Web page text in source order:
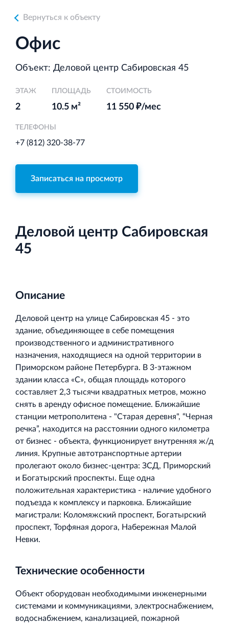
Несъёмная опалубка из щепоцементных плит
ЛЕННИИПРОЕКТ
Проектный институт по жилищно‐гражданскому
Современный торговый комплекс в центре города
Кингисепп
Испытательный комплекс ПКТИ
Многофункцинальный испытательный комплекс
Торгово-развлекательный центр Вернисаж в
Кингисеппе
Современный торговый комплекс в центре города
Кингисепп
Вернуться к объекту
Офис
Объект: Деловой центр Сабировская 45
ЭТАЖ
2
ПЛОЩАДЬ
10.5 м²
СТОИМОСТЬ
11 550 ₽/мес
ТЕЛЕФОНЫ
+7 (812) 320-38-77
Записаться на просмотр
Деловой центр Сабировская
45
Описание
Деловой центр на улице Сабировская 45 - это
здание, объединяющее в себе помещения
производственного и административного
назначения, находящиеся на одной территории в
Приморском районе Петербурга. В 3-этажном
здании класса «С», общая площадь которого
составляет 2,3 тысячи квадратных метров, можно
снять в аренду офисное помещение. Ближайшие
станции метрополитена - "Старая деревня", “Черная
речка”, находится на расстоянии одного километра
от бизнес - объекта, функционирует внутренняя ж/д
линия. Крупные автотранспортные артерии
пролегают около бизнес-центра: ЗСД, Приморский
и Богатырский проспекты. Еще одна
положительная характеристика - наличие удобного
подъезда к комплексу и парковка. Ближайшие
магистрали: Коломяжский проспект, Богатырский
проспект, Торфяная дорога, Набережная Малой
Невки.
Технические особенности
Объект оборудован необходимыми инженерными
системами и коммуникациями, электроснабжением,
водоснабжением, канализацией, пожарной